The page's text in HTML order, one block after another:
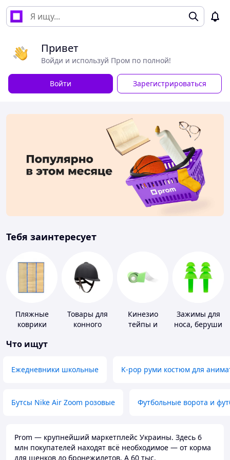
Привет
Войди и используй Пром по полной!
Войти Зарегистрироваться
Тебя заинтересует
Пляжные
коврики
Товары для
конного
Кинезио
тейпы и
Зажимы для
носа, беруши
Что ищут
Ежедневники школьные K-pop руми костюм для
Бутсы Nike Air Zoom розовые Футбольные ворота и
Prom — крупнейший маркетплейс Украины. Здесь 6
млн покупателей находят всё необходимое — от корма
для щенков до бронежилетов. А 60 тыс.